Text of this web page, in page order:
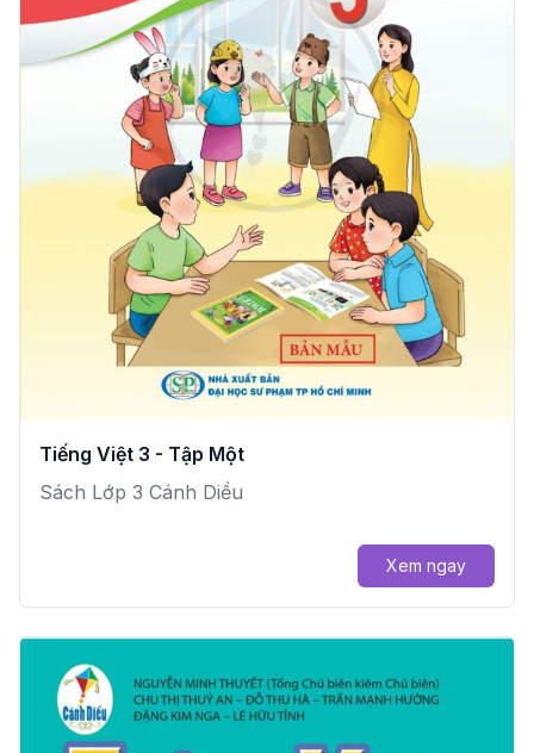
Tiếng Việt 3 - Tập Một
Sách Lớp 3 Cánh Diều
Xem ngay